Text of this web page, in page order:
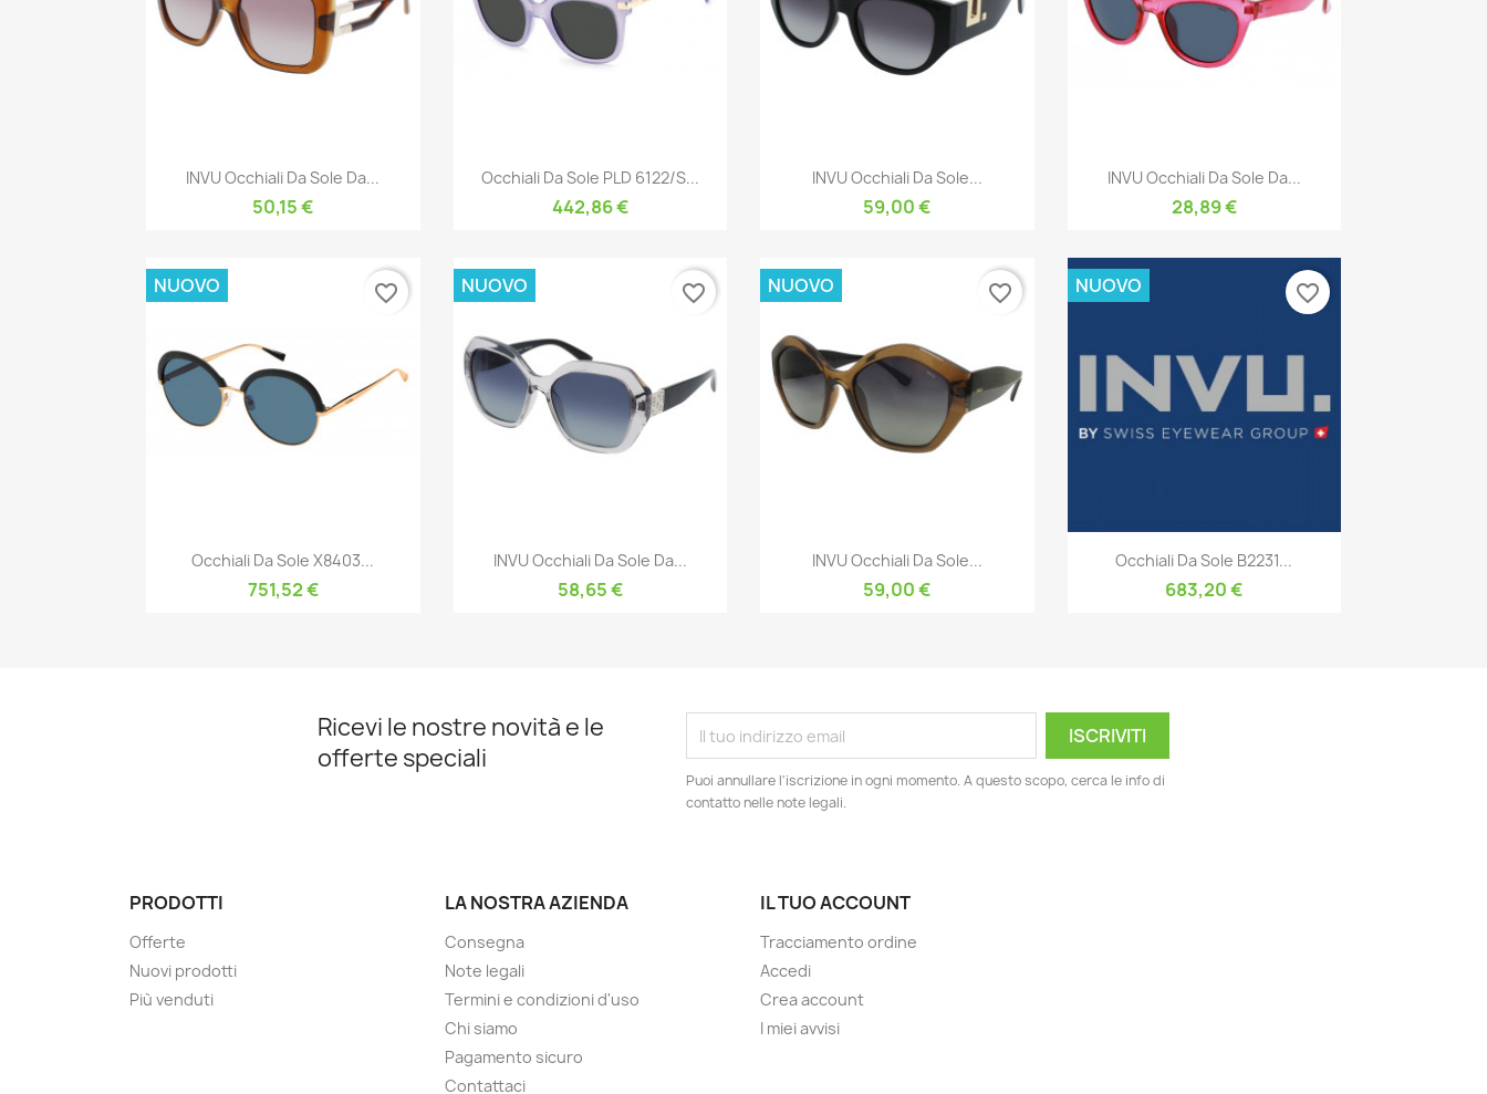
Anteprima
INVU Occhiali Da Sole Da...
50,15 €
Anteprima
Occhiali Da Sole PLD 6122/S...
442,86 €
Anteprima
INVU Occhiali Da Sole...
59,00 €
Anteprima
INVU Occhiali Da Sole Da...
28,89 €
Anteprima
Occhiali Da Sole X8403...
751,52 €
NUOVO favorite_border
Anteprima
INVU Occhiali Da Sole Da...
58,65 €
NUOVO favorite_border
Anteprima
INVU Occhiali Da Sole...
59,00 €
NUOVO favorite_border
Anteprima
Occhiali Da Sole B2231...
683,20 €
NUOVO favorite_border
Ricevi le nostre novità e le
offerte speciali
Puoi annullare l'iscrizione in ogni momento. A questo scopo, cerca le info di
contatto nelle note legali.
PRODOTTI
Offerte
Nuovi prodotti
Più venduti
LA NOSTRA AZIENDA
Consegna
Note legali
Termini e condizioni d'uso
Chi siamo
Pagamento sicuro
Contattaci
IL TUO ACCOUNT
Tracciamento ordine
Accedi
Crea account
I miei avvisi